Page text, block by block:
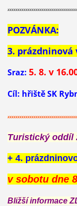
POZVÁNKA:
3. prázdninová
Sraz: 5. 8. v
Cíl: hřiště SK
Turistický oddíl
+ 4.
v sobotu dne
Bližší informace